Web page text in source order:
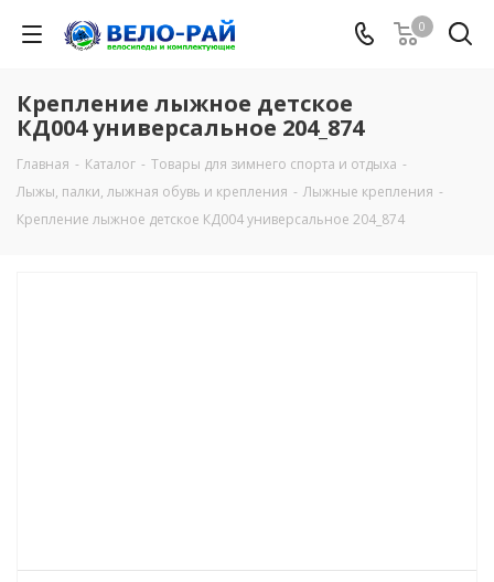
0
Крепление лыжное детское
КД004 универсальное 204_874
Главная - Каталог - Товары для зимнего спорта и отдыха -
Лыжы, палки, лыжная обувь и крепления - Лыжные крепления -
Крепление лыжное детское КД004 универсальное 204_874